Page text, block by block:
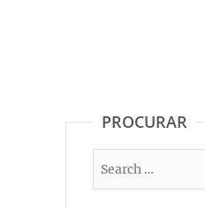
PROCURAR